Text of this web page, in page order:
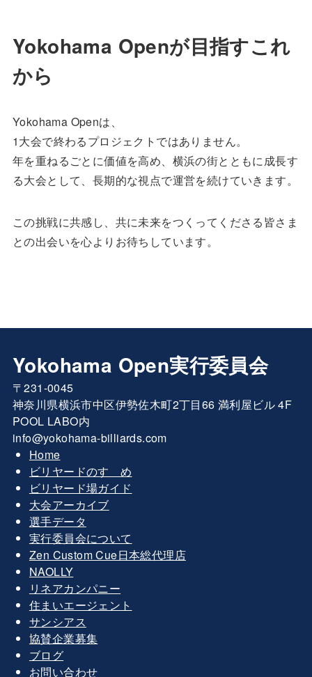
Yokohama Openが目指すこれ
から
Yokohama Openは、
1大会で終わるプロジェクトではありません。
年を重ねるごとに価値を高め、横浜の街とともに成長す
る大会として、長期的な視点で運営を続けていきます。
この挑戦に共感し、共に未来をつくってくださる皆さま
との出会いを心よりお待ちしています。
Yokohama Open実行委員会
〒231-0045
神奈川県横浜市中区伊勢佐木町2丁目66 満利屋ビル 4F
POOL LABO内
info@yokohama-billiards.com
Home
ビリヤードのすゝめ
ビリヤード場ガイド
大会アーカイブ
選手データ
実行委員会について
Zen Custom Cue日本総代理店
NAOLLY
リネアカンパニー
住まいエージェント
サンシアス
協賛企業募集
ブログ
お問い合わせ